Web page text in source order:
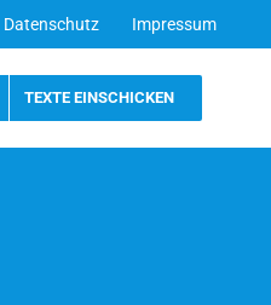
Datenschutz Impressum
TEXTE EINSCHICKEN